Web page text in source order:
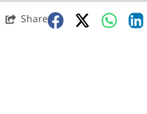
Share